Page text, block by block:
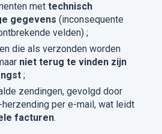
met technisch
gegevens (inconsequente
velden) ;
die als verzonden worden
niet terug te vinden zijn
;
zendingen, gevolgd door
herzending per e-mail, wat leidt
facturen.